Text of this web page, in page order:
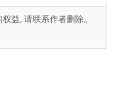
益, 请联系作者删除。